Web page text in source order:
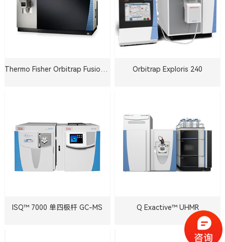
Orbitrap Exploris 240
ISQ™ 7000 单四极杆 GC-MS Q Exactive™ UHMR